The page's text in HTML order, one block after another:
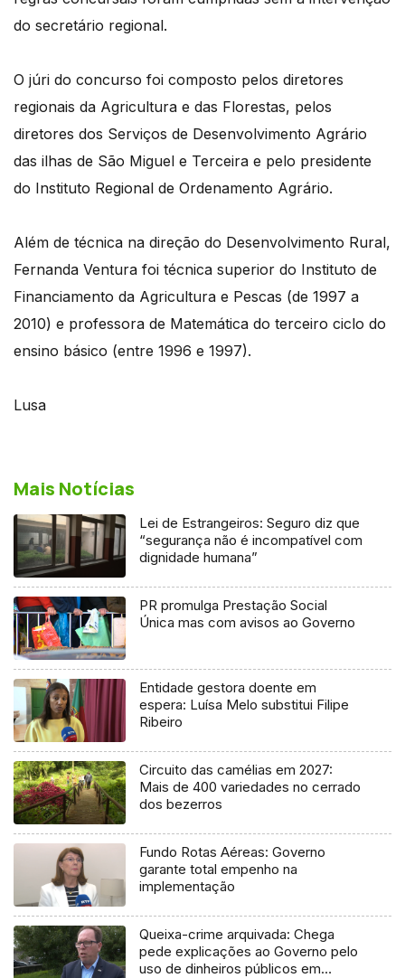
do secretário regional.
O júri do concurso foi composto pelos diretores
regionais da Agricultura e das Florestas, pelos
diretores dos Serviços de Desenvolvimento Agrário
das ilhas de São Miguel e Terceira e pelo presidente
do Instituto Regional de Ordenamento Agrário.
Além de técnica na direção do Desenvolvimento Rural,
Fernanda Ventura foi técnica superior do Instituto de
Financiamento da Agricultura e Pescas (de 1997 a
2010) e professora de Matemática do terceiro ciclo do
ensino básico (entre 1996 e 1997).
Lusa
Mais Notícias
Lei de Estrangeiros: Seguro diz que
“segurança não é incompatível com
dignidade humana”
PR promulga Prestação Social
Única mas com avisos ao Governo
Entidade gestora doente em
espera: Luísa Melo substitui Filipe
Ribeiro
Circuito das camélias em 2027:
Mais de 400 variedades no cerrado
dos bezerros
Fundo Rotas Aéreas: Governo
garante total empenho na
implementação
Queixa-crime arquivada: Chega
pede explicações ao Governo pelo
uso de dinheiros públicos em